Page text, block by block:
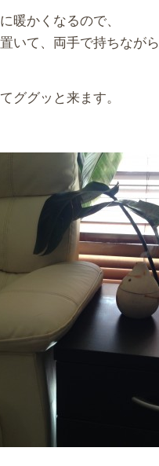
暖かくなるので、
いて、両手で持ちながら
ググッと来ます。